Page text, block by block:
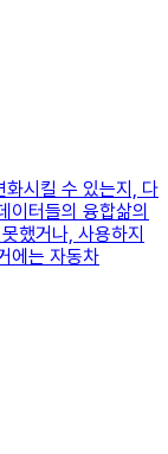
화시킬 수 있는지, 다
이터들의 융합삶의
했거나, 사용하지
에는 자동차